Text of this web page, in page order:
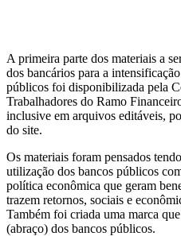
A primeira parte dos materiais a
dos bancários para a
públicos foi disponibilizada pela
Trabalhadores do Ramo
inclusive em arquivos editáveis,
do site.
Os materiais foram pensados
utilização dos bancos públicos
política econômica que geram
trazem retornos, sociais e
Também foi criada uma marca
(abraço) dos bancos públicos.